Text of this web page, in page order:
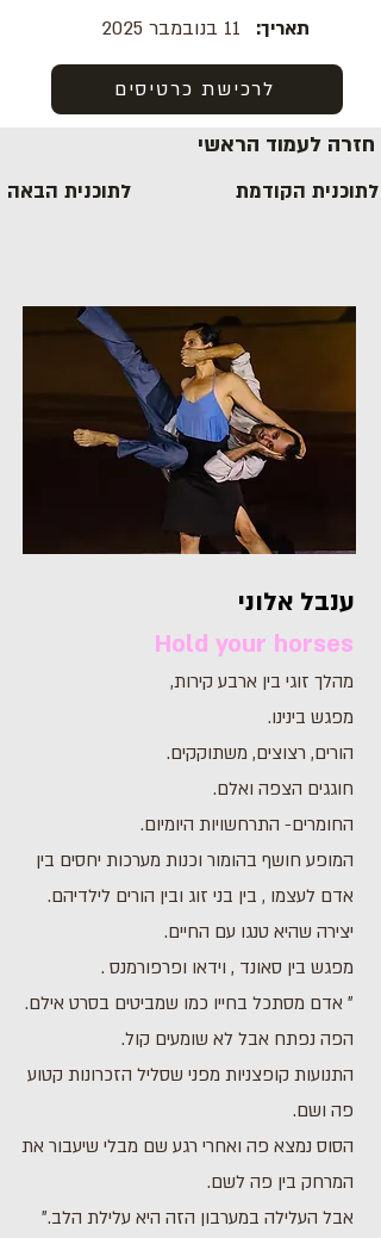
11 בנובמבר 2025
תאריך:
לרכישת כרטיסים
חזרה לעמוד הראשי
לתוכנית הבאה לתוכנית הקודמת
ענבל אלוני
Hold your horses
מהלך זוגי בין ארבע קירות,
מפגש בינינו.
הורים, רצוצים, משתוקקים.
חוגגים הצפה ואלם.
החומרים- התרחשויות היומיום.
המופע חושף בהומור וכנות מערכות יחסים בין
אדם לעצמו , בין בני זוג ובין הורים לילדיהם.
יצירה שהיא טנגו עם החיים.
מפגש בין סאונד , וידאו ופרפורמנס .
״ אדם מסתכל בחייו כמו שמביטים בסרט אילם.
הפה נפתח אבל לא שומעים קול.
התנועות קופצניות מפני שסליל הזכרונות קטוע
פה ושם.
הסוס נמצא פה ואחרי רגע שם מבלי שיעבור את
המרחק בין פה לשם.
אבל העלילה במערבון הזה היא עלילת הלב.״